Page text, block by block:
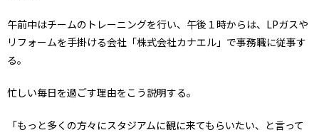
午前中はチームのトレーニングを行い、午後１時からは、LPガスや
リフォームを手掛ける会社「株式会社カナエル」で事務職に従事す
る。
忙しい毎日を過ごす理由をこう説明する。
「もっと多くの方々にスタジアムに観に来てもらいたい、と言って